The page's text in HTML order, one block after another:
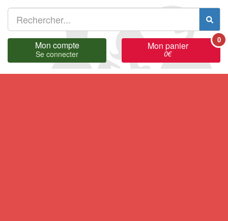
Mon compte
Se connecter
Mon panier
0€
0